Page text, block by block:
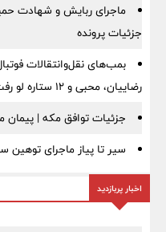
ماجرای ربایش و شهادت
جزئیات پرونده
بمب‌های نقل‌وانتقالات
رضاییان، محبی و ۱۲ ستاره لو رفت
جزئیات توافق مکه | پیمان
سیر تا پیاز ماجرای توهین
اخبار پربازدید